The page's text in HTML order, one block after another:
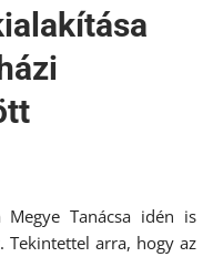
Megye Tanácsa idén is
Tekintettel arra, hogy az